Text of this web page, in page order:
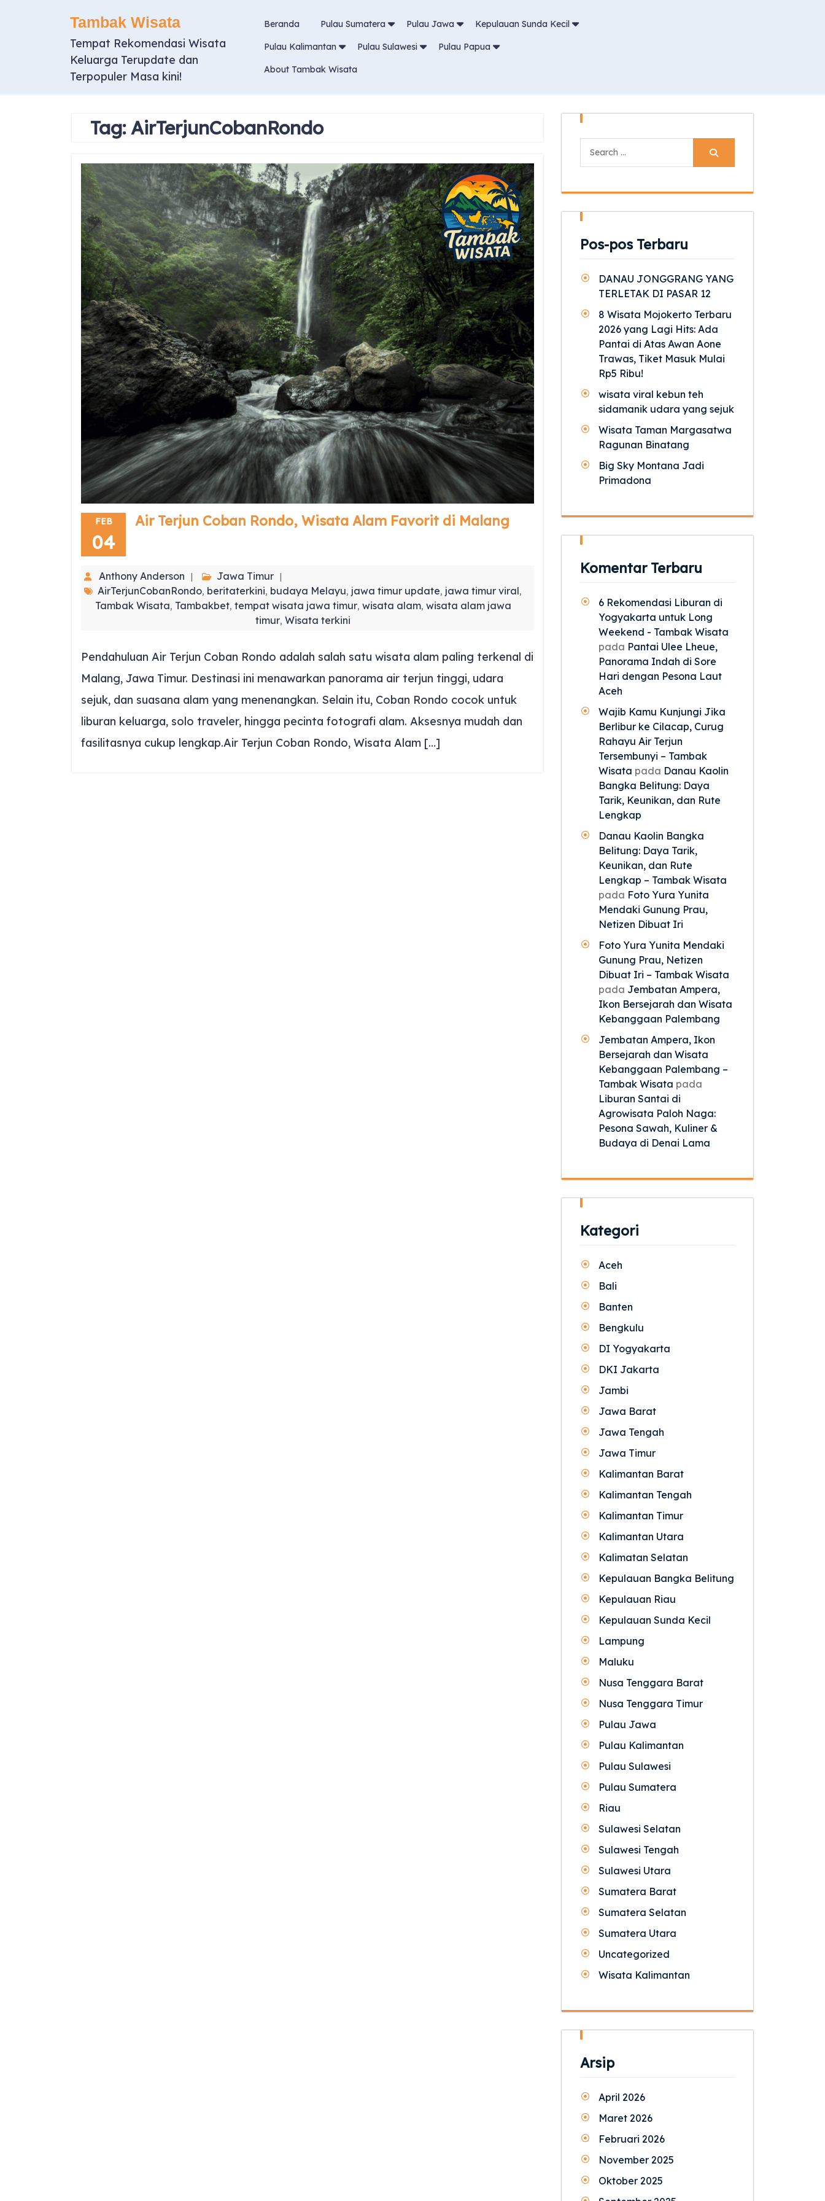
Tambak Wisata
Tempat Rekomendasi Wisata
Keluarga Terupdate dan
Terpopuler Masa kini!
Beranda Pulau Sumatera Pulau Jawa Kepulauan Sunda Kecil
Pulau Kalimantan Pulau Sulawesi Pulau Papua
About Tambak Wisata
Tag:AirTerjunCobanRondo
FEB
04
Air Terjun Coban Rondo, Wisata Alam Favorit di Malang
Anthony Anderson
Jawa Timur
AirTerjunCobanRondo, beritaterkini, budaya Melayu, jawa timur update, jawa timur viral,
Tambak Wisata, Tambakbet, tempat wisata jawa timur, wisata alam, wisata alam jawa
timur, Wisata terkini
Pendahuluan Air Terjun Coban Rondo adalah salah satu wisata alam paling terkenal di
Malang, Jawa Timur. Destinasi ini menawarkan panorama air terjun tinggi, udara
sejuk, dan suasana alam yang menenangkan. Selain itu, Coban Rondo cocok untuk
liburan keluarga, solo traveler, hingga pecinta fotografi alam. Aksesnya mudah dan
fasilitasnya cukup lengkap.Air Terjun Coban Rondo, Wisata Alam […]
Pos-pos Terbaru
DANAU JONGGRANG YANG
TERLETAK DI PASAR 12
8 Wisata Mojokerto Terbaru
2026 yang Lagi Hits: Ada
Pantai di Atas Awan Aone
Trawas, Tiket Masuk Mulai
Rp5 Ribu!
wisata viral kebun teh
sidamanik udara yang sejuk
Wisata Taman Margasatwa
Ragunan Binatang
Big Sky Montana Jadi
Primadona
Komentar Terbaru
6 Rekomendasi Liburan di
Yogyakarta untuk Long
Weekend - Tambak Wisata
pada Pantai Ulee Lheue,
Panorama Indah di Sore
Hari dengan Pesona Laut
Aceh
Wajib Kamu Kunjungi Jika
Berlibur ke Cilacap, Curug
Rahayu Air Terjun
Tersembunyi – Tambak
Wisata pada Danau Kaolin
Bangka Belitung: Daya
Tarik, Keunikan, dan Rute
Lengkap
Danau Kaolin Bangka
Belitung: Daya Tarik,
Keunikan, dan Rute
Lengkap – Tambak Wisata
pada Foto Yura Yunita
Mendaki Gunung Prau,
Netizen Dibuat Iri
Foto Yura Yunita Mendaki
Gunung Prau, Netizen
Dibuat Iri – Tambak Wisata
pada Jembatan Ampera,
Ikon Bersejarah dan Wisata
Kebanggaan Palembang
Jembatan Ampera, Ikon
Bersejarah dan Wisata
Kebanggaan Palembang –
Tambak Wisata pada
Liburan Santai di
Agrowisata Paloh Naga:
Pesona Sawah, Kuliner &
Budaya di Denai Lama
Kategori
Aceh
Bali
Banten
Bengkulu
DI Yogyakarta
DKI Jakarta
Jambi
Jawa Barat
Jawa Tengah
Jawa Timur
Kalimantan Barat
Kalimantan Tengah
Kalimantan Timur
Kalimantan Utara
Kalimatan Selatan
Kepulauan Bangka Belitung
Kepulauan Riau
Kepulauan Sunda Kecil
Lampung
Maluku
Nusa Tenggara Barat
Nusa Tenggara Timur
Pulau Jawa
Pulau Kalimantan
Pulau Sulawesi
Pulau Sumatera
Riau
Sulawesi Selatan
Sulawesi Tengah
Sulawesi Utara
Sumatera Barat
Sumatera Selatan
Sumatera Utara
Uncategorized
Wisata Kalimantan
Arsip
April 2026
Maret 2026
Februari 2026
November 2025
Oktober 2025